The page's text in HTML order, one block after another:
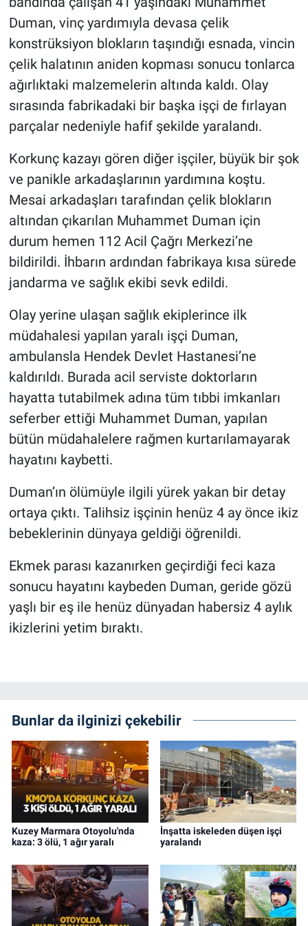
Duman, vinç yardımıyla devasa çelik
konstrüksiyon blokların taşındığı esnada, vincin
çelik halatının aniden kopması sonucu tonlarca
ağırlıktaki malzemelerin altında kaldı. Olay
sırasında fabrikadaki bir başka işçi de fırlayan
parçalar nedeniyle hafif şekilde yaralandı.
Korkunç kazayı gören diğer işçiler, büyük bir şok
ve panikle arkadaşlarının yardımına koştu.
Mesai arkadaşları tarafından çelik blokların
altından çıkarılan Muhammet Duman için
durum hemen 112 Acil Çağrı Merkezi’ne
bildirildi. İhbarın ardından fabrikaya kısa sürede
jandarma ve sağlık ekibi sevk edildi.
Olay yerine ulaşan sağlık ekiplerince ilk
müdahalesi yapılan yaralı işçi Duman,
ambulansla Hendek Devlet Hastanesi’ne
kaldırıldı. Burada acil serviste doktorların
hayatta tutabilmek adına tüm tıbbi imkanları
seferber ettiği Muhammet Duman, yapılan
bütün müdahalelere rağmen kurtarılamayarak
hayatını kaybetti.
Duman’ın ölümüyle ilgili yürek yakan bir detay
ortaya çıktı. Talihsiz işçinin henüz 4 ay önce ikiz
bebeklerinin dünyaya geldiği öğrenildi.
Ekmek parası kazanırken geçirdiği feci kaza
sonucu hayatını kaybeden Duman, geride gözü
yaşlı bir eş ile henüz dünyadan habersiz 4 aylık
ikizlerini yetim bıraktı.
Bunlar da ilginizi çekebilir
Kuzey Marmara Otoyolu'nda
kaza: 3 ölü, 1 ağır yaralı
İnşatta iskeleden düşen işçi
yaralandı